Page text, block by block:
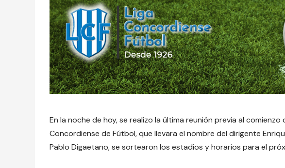
En la noche de hoy, se realizo la última reunión previa al comienzo
Concordiense de Fútbol, que llevara el nombre del dirigente
Pablo Digaetano, se sortearon los estadios y horarios para el